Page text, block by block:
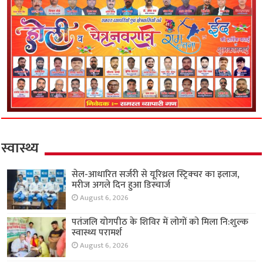
स्वास्थ्य
सेल-आधारित सर्जरी से यूरिथ्रल स्ट्रिक्चर का इलाज,
मरीज अगले दिन हुआ डिस्चार्ज
August 6, 2026
पतंजलि योगपीठ के शिविर में लोगों को मिला नि:शुल्क
स्वास्थ्य परामर्श
August 6, 2026